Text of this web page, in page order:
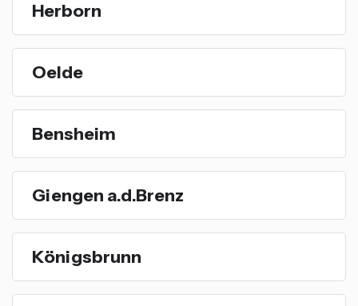
Herborn
Oelde
Bensheim
Giengen a.d.Brenz
Königsbrunn